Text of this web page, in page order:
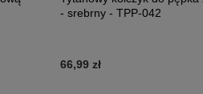
- srebrny - TPP-042
66,99 zł